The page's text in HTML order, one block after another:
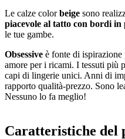
Le calze colorbeige sono
piacevole al tatto con bordi in
le tue gambe.
Obsessive è fonte di ispirazione
amore per i ricami. I tessuti più
capi di lingerie unici. Anni di
rapporto qualità-prezzo. Sono
Nessuno lo fa meglio!
Caratteristiche del